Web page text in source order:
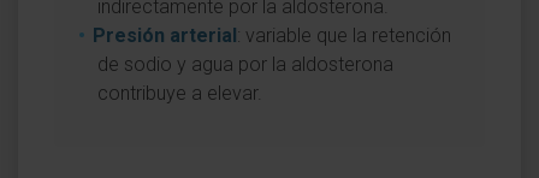
indirectamente por la aldosterona.
Presión arterial: variable que la retención
de sodio y agua por la aldosterona
contribuye a elevar.